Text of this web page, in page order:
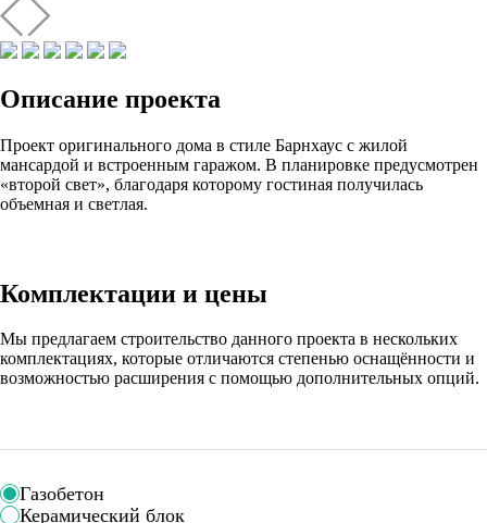
Описание проекта
Проект оригинального дома в стиле Барнхаус с жилой
мансардой и встроенным гаражом. В планировке предусмотрен
«второй свет», благодаря которому гостиная получилась
объемная и светлая.
Комплектации и цены
Мы предлагаем строительство данного проекта в нескольких
комплектациях, которые отличаются степенью оснащённости и
возможностью расширения с помощью дополнительных опций.
Газобетон
Керамический блок